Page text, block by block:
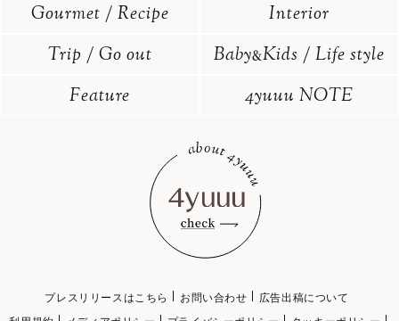
Gourmet / Recipe
Interior
Trip / Go out
Baby&Kids / Life style
Feature
4yuuu NOTE
プレスリリースはこちら お問い合わせ
広告出稿について